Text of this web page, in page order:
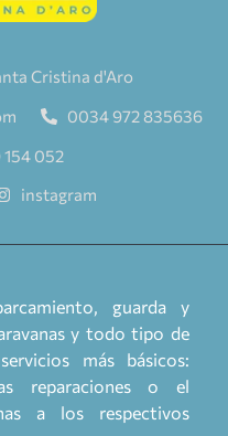
Cristina d'Aro
0034 972 835636
052
instagram
guarda y
y todo tipo de
más básicos:
reparaciones o el
a los respectivos